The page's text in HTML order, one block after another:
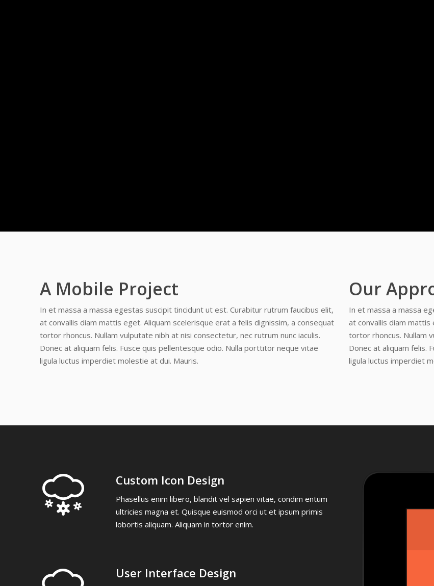
A Mobile Project
In et massa a massa egestas suscipit tincidunt ut est. Curabitur rutrum faucibus elit,
at convallis diam mattis eget. Aliquam scelerisque erat a felis dignissim, a consequat
tortor rhoncus. Nullam vulputate nibh at nisi consectetur, nec rutrum nunc iaculis.
Donec at aliquam felis. Fusce quis pellentesque odio. Nulla porttitor neque vitae
ligula luctus imperdiet molestie at dui. Mauris.
Our
In et massa a massa
at convallis diam mattis
tortor rhoncus. Nullam
Donec at aliquam felis.
ligula luctus imperdiet
Custom Icon Design
Phasellus enim libero, blandit vel sapien vitae, condim entum
ultricies magna et. Quisque euismod orci ut et ipsum primis
lobortis aliquam. Aliquam in tortor enim.
User Interface Design